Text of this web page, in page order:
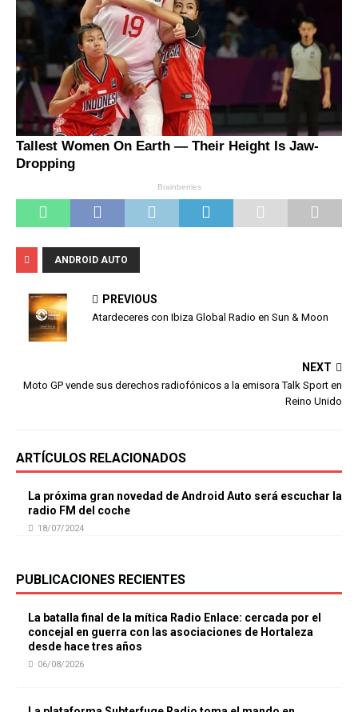
ANDROID AUTO
PREVIOUS
Atardeceres con Ibiza Global Radio en Sun & Moon
NEXT
Moto GP vende sus derechos radiofónicos a la emisora Talk Sport en
Reino Unido
ARTÍCULOS RELACIONADOS
La próxima gran novedad de Android Auto será escuchar la
radio FM del coche
18/07/2024
PUBLICACIONES RECIENTES
La batalla final de la mítica Radio Enlace: cercada por el
concejal en guerra con las asociaciones de Hortaleza
desde hace tres años
06/08/2026